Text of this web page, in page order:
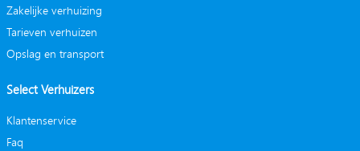
Zakelijke verhuizing
Tarieven verhuizen
Opslag en transport
Select Verhuizers
Klantenservice
Faq